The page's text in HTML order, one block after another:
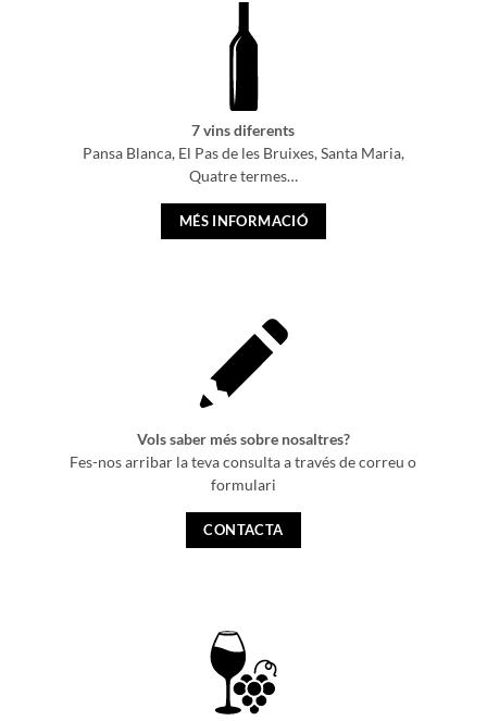
7 vins diferents
Pansa Blanca, El Pas de les Bruixes, Santa Maria,
Quatre termes…
MÉS INFORMACIÓ
Vols saber més sobre nosaltres?
Fes-nos arribar la teva consulta a través de correu o
formulari
CONTACTA